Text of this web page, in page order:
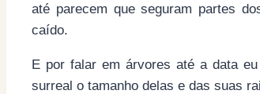
até parecem que seguram partes
caído.
E por falar em árvores até a data
surreal o tamanho delas e das suas